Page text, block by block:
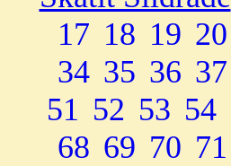
17 18 19 20
34 35 36 37
51 52 53 54
68 69 70 71